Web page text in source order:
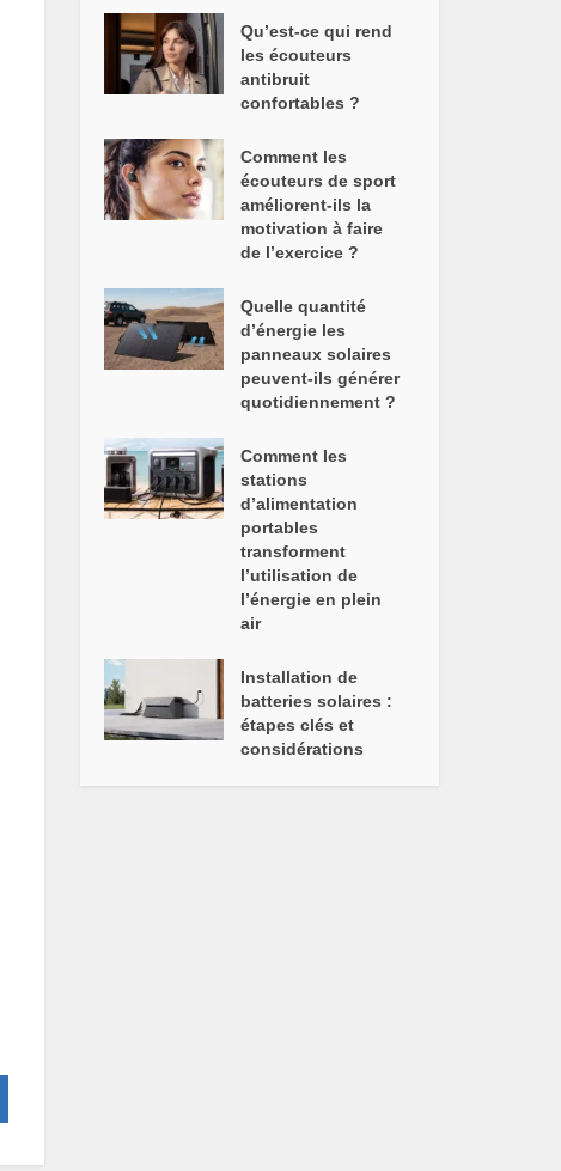
Qu’est-ce qui rend
les écouteurs
antibruit
confortables ?
Comment les
écouteurs de sport
améliorent-ils la
motivation à faire
de l’exercice ?
Quelle quantité
d’énergie les
panneaux solaires
peuvent-ils générer
quotidiennement ?
Comment les
stations
d’alimentation
portables
transforment
l’utilisation de
l’énergie en plein
air
Installation de
batteries solaires :
étapes clés et
considérations